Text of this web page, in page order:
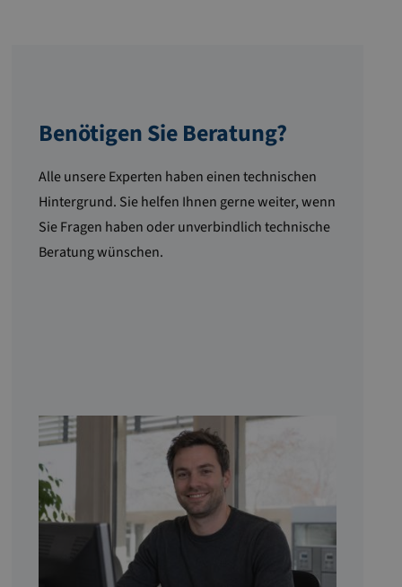
Benötigen Sie Beratung?
Alle unsere Experten haben einen technischen
Hintergrund. Sie helfen Ihnen gerne weiter, wenn
Sie Fragen haben oder unverbindlich technische
Beratung wünschen.